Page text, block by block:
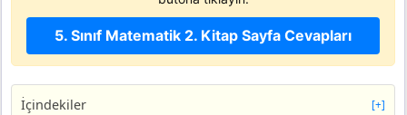
5. Sınıf Matematik 2. Kitap Sayfa Cevapları
İçindekiler [+]